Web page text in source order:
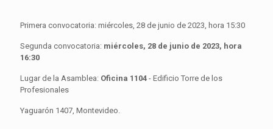
Primera convocatoria: miércoles, 28 de junio de 2023, hora 15:30
Segunda convocatoria: miércoles, 28 de junio de 2023, hora
16:30
Lugar de la Asamblea: Oficina 1104 - Edificio Torre de los
Profesionales
Yaguarón 1407, Montevideo.